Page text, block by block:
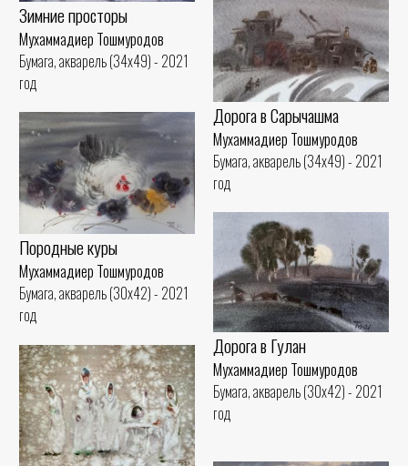
Зимние просторы
Мухаммадиер Тошмуродов
Бумага, акварель (34x49) - 2021
год
Дорога в Сарычашма
Мухаммадиер Тошмуродов
Бумага, акварель (34x49) - 2021
год
Породные куры
Мухаммадиер Тошмуродов
Бумага, акварель (30x42) - 2021
год
Дорога в Гулан
Мухаммадиер Тошмуродов
Бумага, акварель (30x42) - 2021
год